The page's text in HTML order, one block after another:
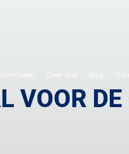
Over ons Blog
VOOR DE